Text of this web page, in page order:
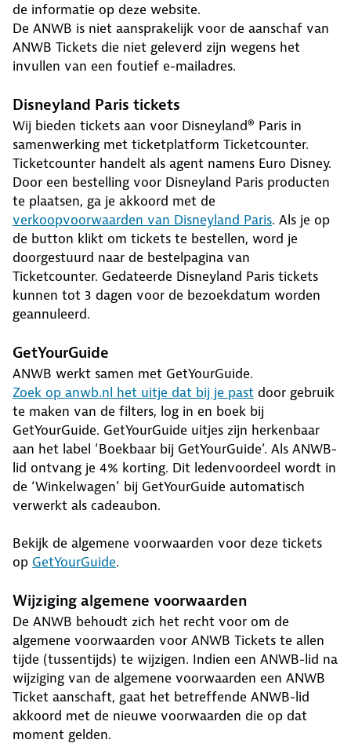
de informatie op deze website.
De ANWB is niet aansprakelijk voor de aanschaf van
ANWB Tickets die niet geleverd zijn wegens het
invullen van een foutief e-mailadres.
Disneyland Paris tickets
Wij bieden tickets aan voor Disneyland® Paris in
samenwerking met ticketplatform Ticketcounter.
Ticketcounter handelt als agent namens Euro Disney.
Door een bestelling voor Disneyland Paris producten
te plaatsen, ga je akkoord met de
verkoopvoorwaarden van Disneyland Paris. Als je op
de button klikt om tickets te bestellen, word je
doorgestuurd naar de bestelpagina van
Ticketcounter. Gedateerde Disneyland Paris tickets
kunnen tot 3 dagen voor de bezoekdatum worden
geannuleerd.
GetYourGuide
ANWB werkt samen met GetYourGuide.
Zoek op anwb.nl het uitje dat bij je past door gebruik
te maken van de filters, log in en boek bij
GetYourGuide. GetYourGuide uitjes zijn herkenbaar
aan het label ‘Boekbaar bij GetYourGuide’. Als ANWB-
lid ontvang je 4% korting. Dit ledenvoordeel wordt in
de ‘Winkelwagen’ bij GetYourGuide automatisch
verwerkt als cadeaubon.
Bekijk de algemene voorwaarden voor deze tickets
op GetYourGuide.
Wijziging algemene voorwaarden
De ANWB behoudt zich het recht voor om de
algemene voorwaarden voor ANWB Tickets te allen
tijde (tussentijds) te wijzigen. Indien een ANWB-lid na
wijziging van de algemene voorwaarden een ANWB
Ticket aanschaft, gaat het betreffende ANWB-lid
akkoord met de nieuwe voorwaarden die op dat
moment gelden.